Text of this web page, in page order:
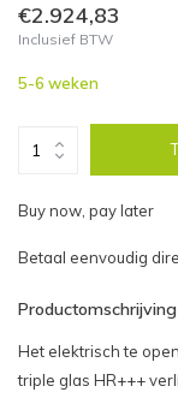
€2.924,83
Inclusief BTW
5-6 weken
Buy now, pay later
Betaal eenvoudig
Productomschrijving
Het elektrisch te
triple glas HR+++